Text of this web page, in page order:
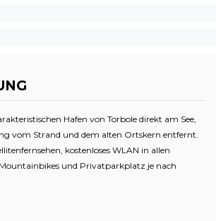
Hafen von Torbole direkt am See,
vom Strand und dem alten Ortskern entfernt.
kostenloses WLAN in allen
und Privatparkplatz je nach